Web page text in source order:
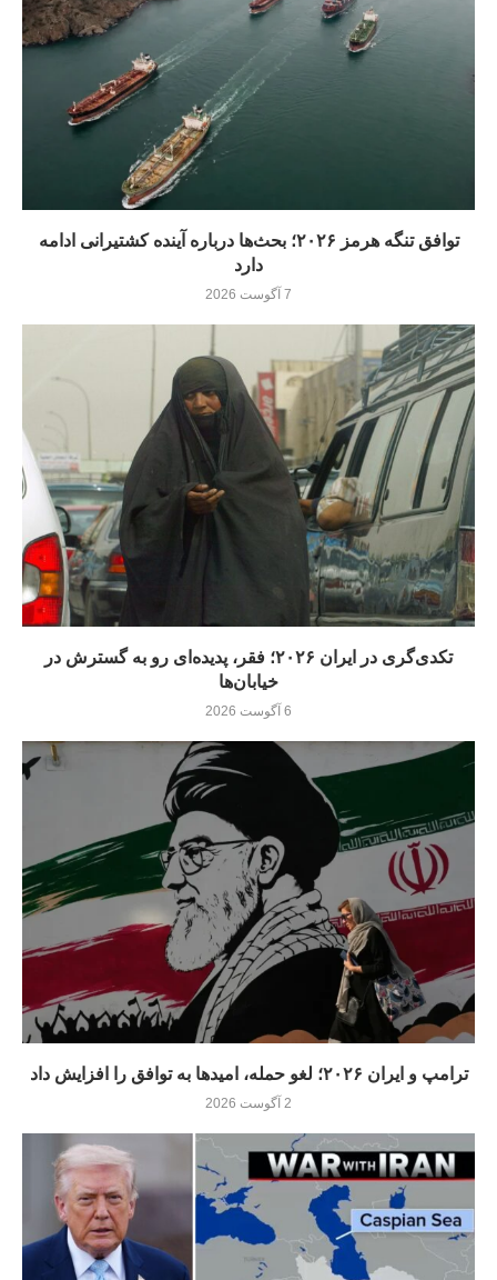
توافق تنگه هرمز ۲۰۲۶؛ بحث‌ها درباره آینده کشتیرانی ادامه
دارد
7 آگوست 2026
تکدی‌گری در ایران ۲۰۲۶؛ فقر، پدیده‌ای رو به گسترش در
خیابان‌ها
6 آگوست 2026
ترامپ و ایران ۲۰۲۶؛ لغو حمله، امیدها به توافق را افزایش داد
2 آگوست 2026